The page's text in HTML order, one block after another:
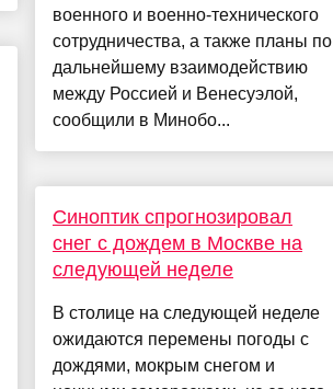
военного и военно-технического
сотрудничества, а также планы по
дальнейшему взаимодействию
между Россией и Венесуэлой,
сообщили в Минобо...
Синоптик спрогнозировал
снег с дождем в Москве на
следующей неделе
В столице на следующей неделе
ожидаются перемены погоды с
дождями, мокрым снегом и